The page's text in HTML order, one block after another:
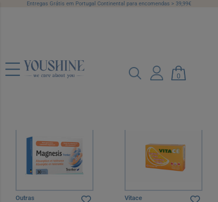
Entregas Grátis em Portugal Continental para encomendas > 39,99€
0
Categorias Preço
Outras Vitace